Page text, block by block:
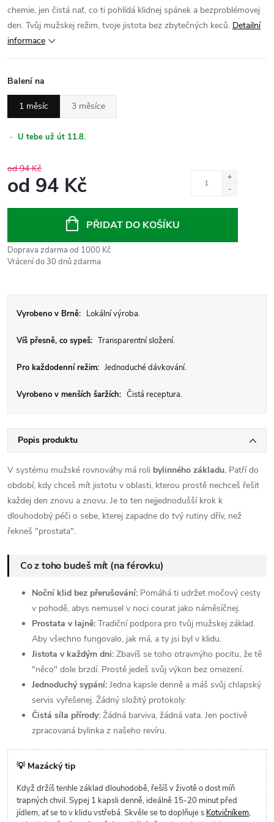
chemie, jen čistá nať, co ti pohlídá klidnej spánek a bezproblémovej
den. Tvůj mužskej režim, tvoje jistota bez zbytečných keců. Detailní
informace
Balení na
1 měsíc 3 měsíce
· U tebe už út 11.8.
od 94 Kč
od 94 Kč
PŘIDAT DO KOŠÍKU
Doprava zdarma od 1000 Kč
Vrácení do 30 dnů zdarma
Vyrobeno v Brně: Lokální výroba.
Víš přesně, co sypeš: Transparentní složení.
Pro každodenní režim: Jednoduché dávkování.
Vyrobeno v menších šaržích: Čistá receptura.
Popis produktu
V systému mužské rovnováhy má roli bylinného základu. Patří do
období, kdy chceš mít jistotu v oblasti, kterou prostě nechceš řešit
každej den znovu a znovu. Je to ten nejjednodušší krok k
dlouhodobý péči o sebe, kterej zapadne do tvý rutiny dřív, než
řekneš "prostata".
Co z toho budeš mít (na férovku)
Noční klid bez přerušování: Pomáhá ti udržet močový cesty
v pohodě, abys nemusel v noci courat jako náměsíčnej.
Prostata v lajně: Tradiční podpora pro tvůj mužskej základ.
Aby všechno fungovalo, jak má, a ty jsi byl v klidu.
Jistota v každým dni: Zbavíš se toho otravnýho pocitu, že tě
"něco" dole brzdí. Prostě jedeš svůj výkon bez omezení.
Jednoduchý sypání: Jedna kapsle denně a máš svůj chlapský
servis vyřešenej. Žádný složitý protokoly.
Čistá síla přírody: Žádná barviva, žádná vata. Jen poctivě
zpracovaná bylinka z našeho revíru.
💡 Mazácký tip
Když držíš tenhle základ dlouhodobě, řešíš v životě o dost míň
trapných chvil. Sypej 1 kapsli denně, ideálně 15-20 minut před
jídlem, ať se to v klidu vstřebá. Skvěle se to doplňuje s Kotvičníkem,